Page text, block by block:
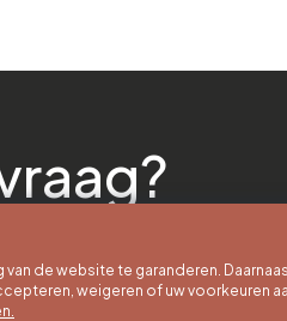
de website te garanderen.
weigeren of uw voorkeuren